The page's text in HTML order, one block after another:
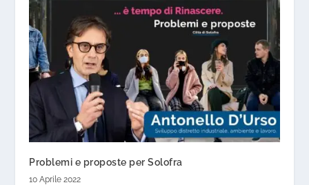
Problemi e proposte per Solofra
10 Aprile 2022